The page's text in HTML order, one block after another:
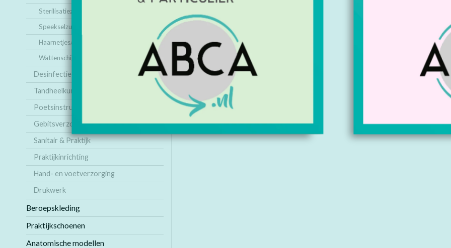
Sterilisatiezakjes
Speekselzuigers
Haarnetjes/ Bandeaus
Wattenschijfjes/ staafjes
Desinfectie & reiniging
Tandheelkundige producten
Poetsinstructie
Gebitsverzorging
Sanitair & Praktijk
Praktijkinrichting
Hand- en voetverzorging
Drukwerk
Beroepskleding
Praktijkschoenen
Anatomische modellen